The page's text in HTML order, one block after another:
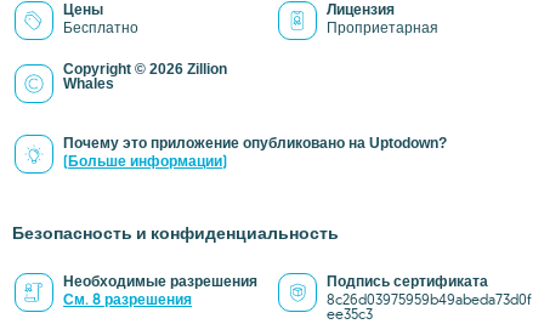
Цены
Бесплатно
Лицензия
Проприетарная
Copyright © 2026 Zillion
Whales
Почему это приложение опубликовано на Uptodown?
(Больше информации)
Безопасность и конфиденциальность
Необходимые разрешения
См. 8 разрешения
Подпись сертификата
8c26d03975959b49abeda73d0f
ee35c3